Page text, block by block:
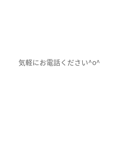
気軽にお電話ください^o^